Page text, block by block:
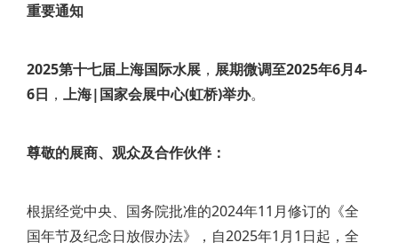
重要通知
2025第十七届上海国际水展 ， 展期微调至2025年6月4-
6日 ， 上海|国家会展中心(虹桥)举办。
尊敬的展商、观众及合作伙伴：
根据经党中央、国务院批准的2024年11月修订的《全
国年节及纪念日放假办法》，自2025年1月1日起，全